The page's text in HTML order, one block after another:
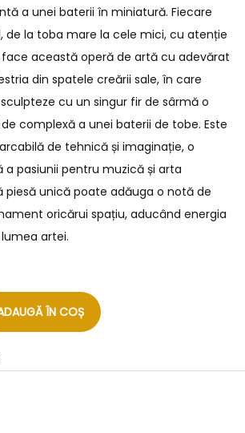
a unei baterii în miniatură. Fiecare
de la toba mare la cele mici, cu atenție
această operă de artă cu adevărat
din spatele creării sale, în care
cu un singur fir de sârmă o
complexă a unei baterii de tobe. Este
de tehnică și imaginație, o
a pasiunii pentru muzică și arta
piesă unică poate adăuga o notă de
oricărui spațiu, aducând energia
artei.
ÎN COȘ